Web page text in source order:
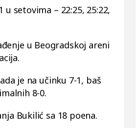
setovima – 22:25, 25:22,
u Beogradskoj areni
je na učinku 7-1, baš
8-0.
Bukilić sa 18 poena.